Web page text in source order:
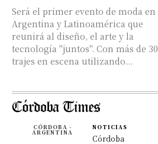
Será el primer evento de moda en
Argentina y Latinoamérica que
reunirá al diseño, el arte y la
tecnología "juntos". Con más de 30
trajes en escena utilizando...
CÓRDOBA -
ARGENTINA
NOTICIAS
Córdoba